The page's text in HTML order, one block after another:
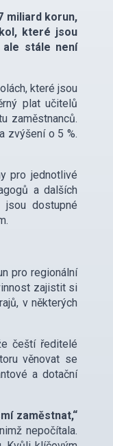
miliard korun,
které jsou
stále není
které jsou
plat učitelů
zaměstnanců.
zvýšení o 5 %.
pro jednotlivé
a dalších
dostupné
pro regionální
zajistit si
v některých
čeští ředitelé
věnovat se
a dotační
zaměstnat,“
nepočítala.